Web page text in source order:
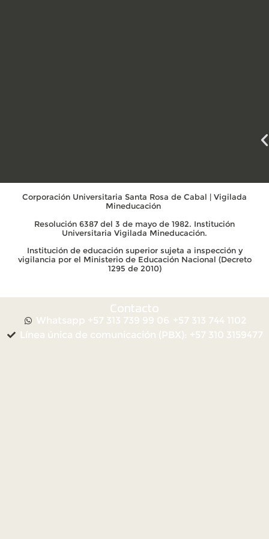
Corporación Universitaria Santa Rosa de Cabal | Vigilada
Mineducación
Resolución 6387 del 3 de mayo de 1982. Institución
Universitaria Vigilada Mineducación.
Institución de educación superior sujeta a inspección y
vigilancia por el Ministerio de Educación Nacional (Decreto
1295 de 2010)
Contacto
Whatsapp +57 313 739 99 06 +57 313 744 1102
Línea única de comunicación (PBX): +57 310 3159477